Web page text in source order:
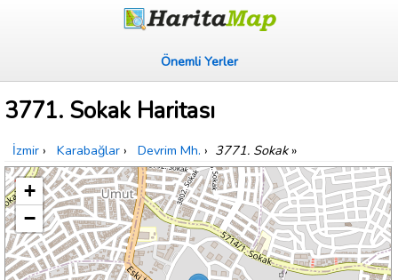
Önemli Yerler
3771. Sokak Haritası
İzmir › Karabağlar › Devrim Mh. › 3771. Sokak»
+
−